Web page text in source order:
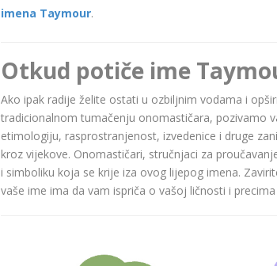
imena Taymour.
Otkud potiče ime
Ako ipak radije želite ostati u ozbiljnim vodama i
tradicionalnom tumačenju onomastičara, pozivamo
etimologiju, rasprostranjenost, izvedenice i druge
kroz vijekove. Onomastičari, stručnjaci za
i simboliku koja se krije iza ovog lijepog imena.
vaše ime ima da vam ispriča o vašoj ličnosti i